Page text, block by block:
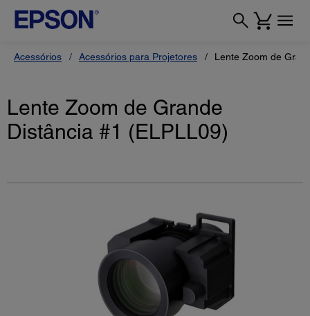
Acessórios Acessórios para Projetores Lente Zoom de
Lente Zoom de Grande
Distância #1 (ELPLL09)